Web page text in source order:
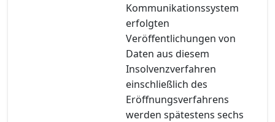
Kommunikationssystem
erfolgten
Veröffentlichungen von
Daten aus diesem
Insolvenzverfahren
einschließlich des
Eröffnungsverfahrens
werden spätestens sechs